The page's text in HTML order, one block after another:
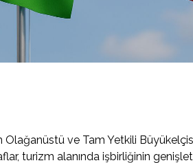
Olağanüstü ve Tam Yetkili
turizm alanında işbirliğinin